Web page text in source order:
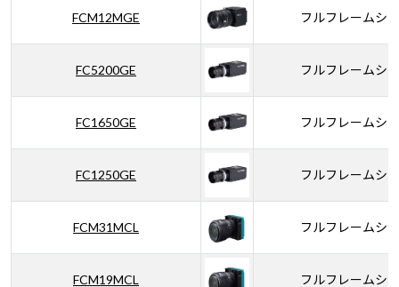
FCM12MGE フルフレームシ
FC5200GE フルフレームシ
FC1650GE フルフレームシ
FC1250GE フルフレームシ
FCM31MCL フルフレームシ
FCM19MCL フルフレームシ